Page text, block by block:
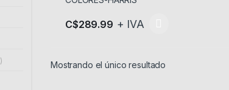
C$289.99 + IVA
Este producto tiene múltiples variantes.
Mostrando el único resultado